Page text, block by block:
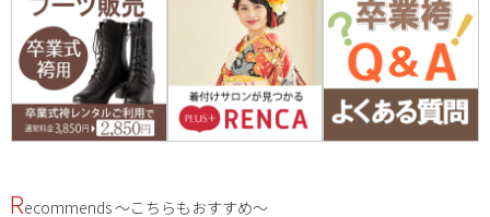
Recommends ～こちらもおすすめ～